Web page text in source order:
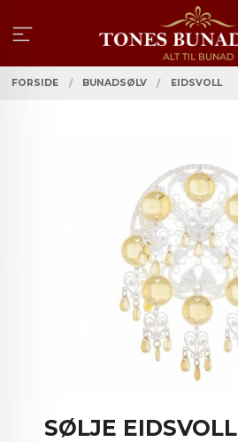
innholdet
FORSIDE BUNADSØLV EIDSVOLL
SØLJE EIDSVOLL